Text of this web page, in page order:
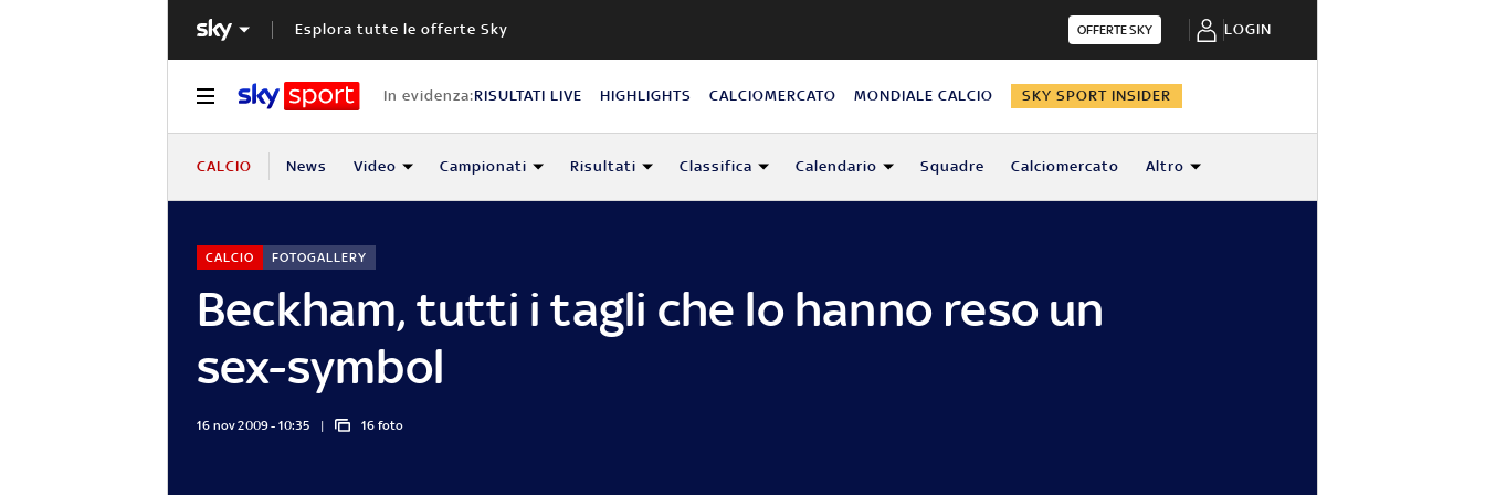
Esplora tutte le offerte Sky OFFERTE SKY LOGIN
In evidenza:RISULTATI LIVE HIGHLIGHTS CALCIOMERCATO MONDIALE CALCIO SKY SPORT INSIDER
CALCIO News Video Campionati Risultati Classifica Calendario Squadre Calciomercato Altro
Beckham, tutti i tagli che lo hanno reso un
sex-symbol
CALCIO FOTOGALLERY
16 nov 2009 - 10:35 16 foto